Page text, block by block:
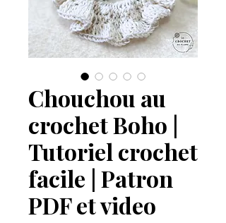
Chouchou au
crochet Boho |
Tutoriel crochet
facile | Patron
PDF et video